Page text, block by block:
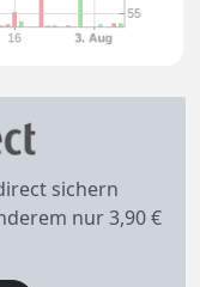
sichern
nur 3,90 €